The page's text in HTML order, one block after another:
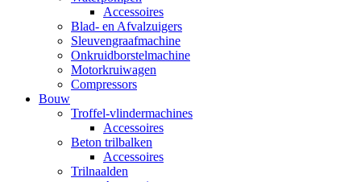
Accessoires
Blad- en Afvalzuigers
Sleuvengraafmachine
Onkruidborstelmachine
Motorkruiwagen
Compressors
Bouw
Troffel-vlindermachines
Accessoires
Beton trilbalken
Accessoires
Trilnaalden